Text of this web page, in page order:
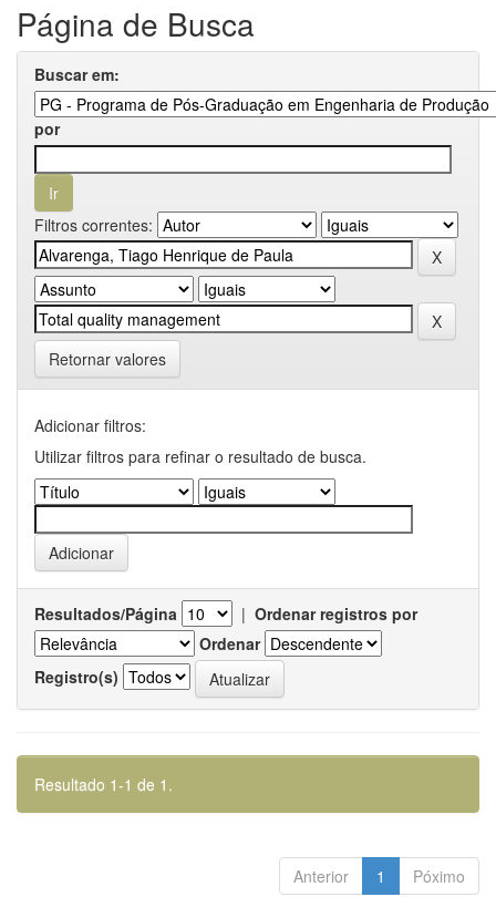
Página de Busca
Buscar em:
por
Filtros correntes:
Retornar valores
Adicionar filtros:
Utilizar filtros para refinar o resultado de busca.
Resultados/Página | Ordenar registros por
Ordenar
Registro(s)
Resultado 1-1 de 1.
Anterior 1 Póximo